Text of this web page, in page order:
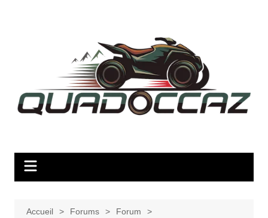
Accueil Forums
Forum